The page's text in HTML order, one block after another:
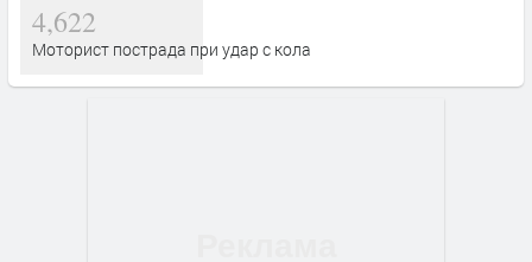
4,622
Моторист пострада при удар с кола